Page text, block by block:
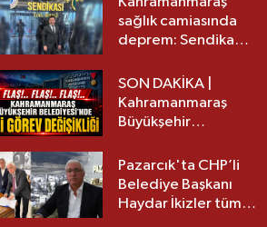
sağlık camiasında
deprem: Sendika
SON DAKİKA |
Kahramanmaraş
Büyükşehir
görev değişikliği!
Pazarcık'ta CHP’li
Belediye Başkanı
Haydar İkizler tüm